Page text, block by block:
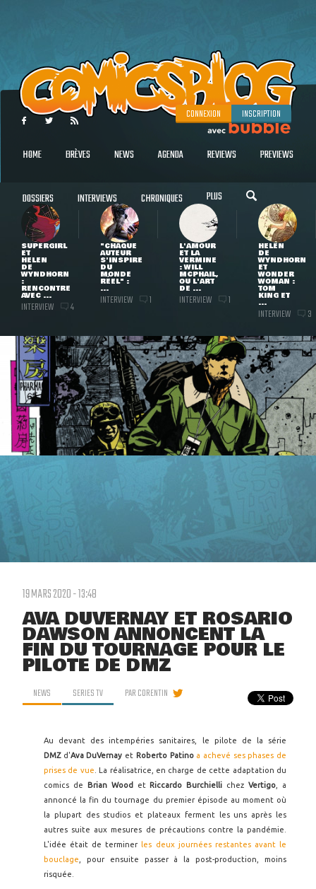
CONNEXION INSCRIPTION
HOME BRÈVES NEWS AGENDA REVIEWS PREVIEWS
DOSSIERS INTERVIEWS CHRONIQUES PLUS
SUPERGIRL
ET
HELEN
DE
WYNDHORN
:
RENCONTRE
AVEC ...
INTERVIEW 4
"CHAQUE
AUTEUR
S'INSPIRE
DU
MONDE
RÉEL" :
...
INTERVIEW 1
L'AMOUR
ET LA
VERMINE
: WILL
MCPHAIL,
OU L'ART
DE ...
INTERVIEW 1
HELEN
DE
WYNDHORN
ET
WONDER
WOMAN :
TOM
KING ET
...
INTERVIEW 3
19 MARS 2020 - 13:48
AVA DUVERNAY ET ROSARIO
DAWSON ANNONCENT LA
FIN DU TOURNAGE POUR LE
PILOTE DE DMZ
NEWS SERIES TV PARCORENTIN
Au devant des intempéries sanitaires, le pilote de la série
DMZd'Ava DuVernay et Roberto Patino a achevé ses phases de
prises de vue . La réalisatrice, en charge de cette adaptation du
comics de
Brian Wood et Riccardo Burchielli chezVertigo , a
annoncé la fin du tournage du premier épisode au moment où
la plupart des studios et plateaux ferment les uns après les
autres suite aux mesures de précautions contre la pandémie.
L'idée était de terminer les deux journées restantes avant le
bouclage , pour ensuite passer à la post-production, moins
risquée.